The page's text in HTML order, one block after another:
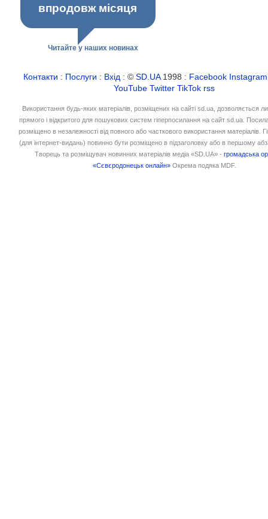
впродовж місяця
Читайте у наших новинах
Контакти : Послуги : Вхід : ©SD.UA1998 : Facebook Instagram
YouTube Twitter TikTok rss
Використання будь-яких матеріалів, розміщених на сайті sd.ua, дозволяється
прямого і відкритого для пошукових систем гіперпосилання на сайт sd.ua.
розміщено в незалежності від повного або часткового використання матеріалів.
(для інтернет-видань) повинно бути розміщено в підзаголовку або в першому
Творець та розміщувач новинних матеріалів медіа «SD.UA» -громадська
«Сєвєродонецьк онлайн» Окрема подяка MDF.